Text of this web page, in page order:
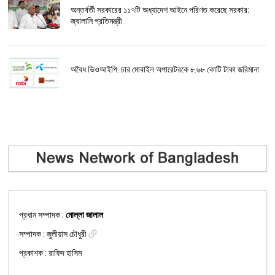
অন্তর্বর্তী সরকারের ১১৭টি অধ্যাদেশ আইনে পরিণত করেছে সরকার:
জ্বালানি প্রতিমন্ত্রী
অবৈধ ভিওআইপি: চার মোবাইল অপারেটরকে ৮.৬৮ কোটি টাকা জরিমানা
প্রধান সম্পাদক :মোল্লা জালাল
সম্পাদক :জুলীয়াস চৌধুরী
প্রকাশক : রাফিদ হাসিম